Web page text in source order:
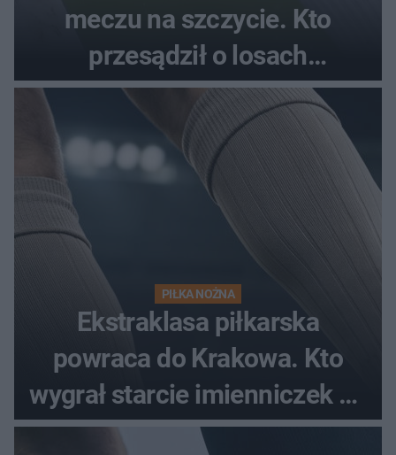
meczu na szczycie. Kto
przesądził o losach
spotkania?
PIŁKA NOŻNA
Ekstraklasa piłkarska
powraca do Krakowa. Kto
wygrał starcie imienniczek na
pełnym stadionie